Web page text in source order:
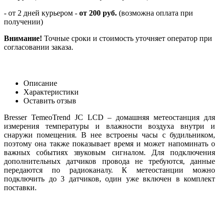
- от 2 дней курьером - от 200 руб. (возможна оплата при
получении)
Внимание! Точные сроки и стоимость уточняет оператор при
согласовании заказа.
Описание
Характеристики
Оставить отзыв
Bresser TemeoTrend JC LCD – домашняя метеостанция для
измерения температуры и влажности воздуха внутри и
снаружи помещения. В нее встроены часы с будильником,
поэтому она также показывает время и может напоминать о
важных событиях звуковым сигналом. Для подключения
дополнительных датчиков провода не требуются, данные
передаются по радиоканалу. К метеостанции можно
подключить до 3 датчиков, один уже включен в комплект
поставки.